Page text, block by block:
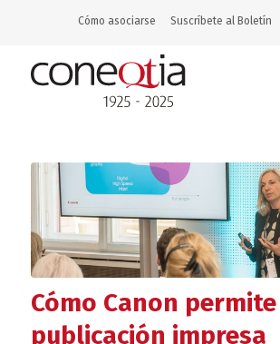
Cómo asociarse Suscríbete al Boletín
Cómo Canon
publicación impresa